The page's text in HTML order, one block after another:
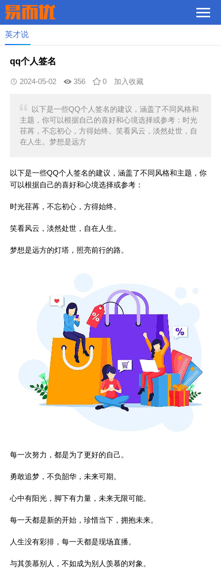
英才说
qq个人签名
2024-05-02 356 0 加入收藏
以下是一些QQ个人签名的建议，涵盖了不同风格和
主题，你可以根据自己的喜好和心境选择或参考：时光
荏苒，不忘初心，方得始终。笑看风云，淡然处世，自
在人生。梦想是远方
以下是一些QQ个人签名的建议，涵盖了不同风格和主题，你
可以根据自己的喜好和心境选择或参考：
时光荏苒，不忘初心，方得始终。
笑看风云，淡然处世，自在人生。
梦想是远方的灯塔，照亮前行的路。
每一次努力，都是为了更好的自己。
勇敢追梦，不负韶华，未来可期。
心中有阳光，脚下有力量，未来无限可能。
每一天都是新的开始，珍惜当下，拥抱未来。
人生没有彩排，每一天都是现场直播。
与其羡慕别人，不如成为别人羡慕的对象。